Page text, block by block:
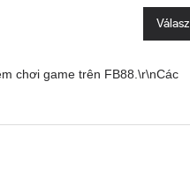
Válasz
chơi game trên FB88.\r\nCác